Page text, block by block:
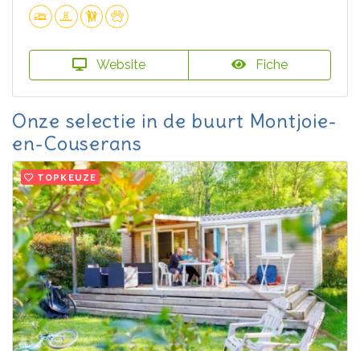
Website Fiche
Onze selectie in de buurt Montjoie-
en-Couserans
TOPKEUZE